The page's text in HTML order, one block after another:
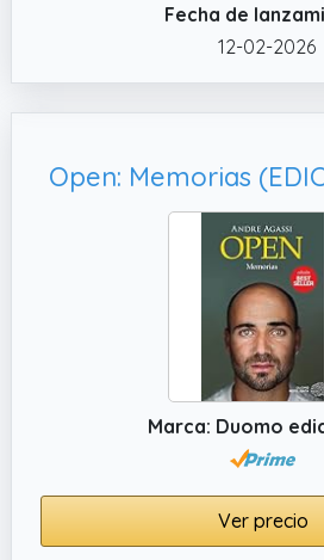
Fecha de
12-02-2026
Marca: Duomo
Ver precio